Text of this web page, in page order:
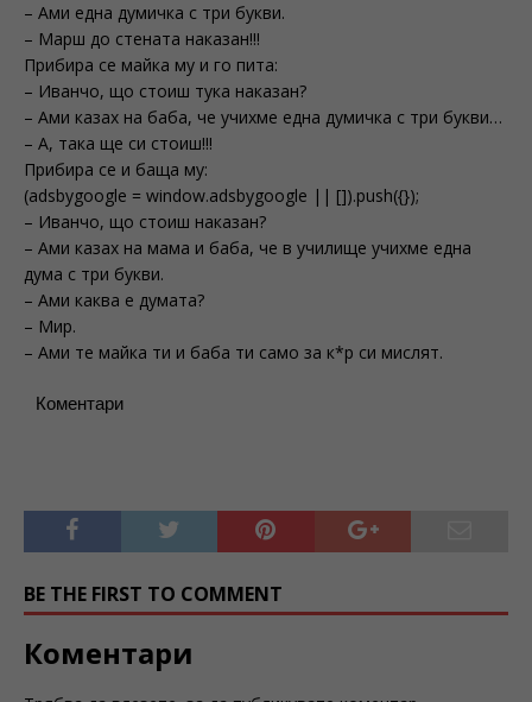
– Ами една думичка с три букви.
– Марш до стената наказан!!!
Прибира се майка му и го пита:
– Иванчо, що стоиш тука наказан?
– Ами казах на баба, че учихме една думичка с три букви…
– А, така ще си стоиш!!!
Прибира се и баща му:
(adsbygoogle = window.adsbygoogle || []).push({});
– Иванчо, що стоиш наказан?
– Ами казах на мама и баба, че в училище учихме една
дума с три букви.
– Ами каква е думата?
– Мир.
– Ами те майка ти и баба ти само за к*р си мислят.
Коментари
BE THE FIRST TO COMMENT
Коментари